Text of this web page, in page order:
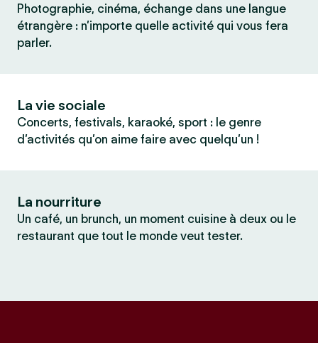
Photographie, cinéma, échange dans une langue
étrangère : n’importe quelle activité qui vous fera
parler.
La vie sociale
Concerts, festivals, karaoké, sport : le genre
d’activités qu’on aime faire avec quelqu’un !
La nourriture
Un café, un brunch, un moment cuisine à deux ou le
restaurant que tout le monde veut tester.